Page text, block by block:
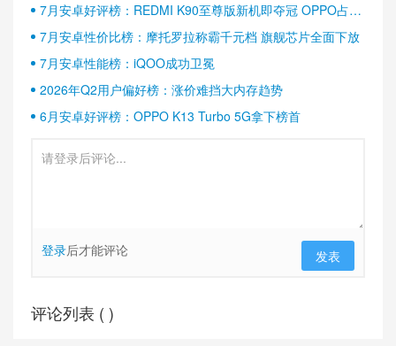
7月安卓好评榜：REDMI K90至尊版新机即夺冠 OPPO占据
半壁江山
7月安卓性价比榜：摩托罗拉称霸千元档 旗舰芯片全面下放
7月安卓性能榜：iQOO成功卫冕
2026年Q2用户偏好榜：涨价难挡大内存趋势
6月安卓好评榜：OPPO K13 Turbo 5G拿下榜首
登录后才能评论 发表
评论列表 ( )